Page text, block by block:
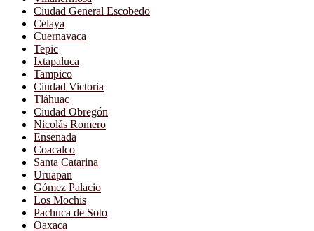
Ciudad General Escobedo
Celaya
Cuernavaca
Tepic
Ixtapaluca
Tampico
Ciudad Victoria
Tláhuac
Ciudad Obregón
Nicolás Romero
Ensenada
Coacalco
Santa Catarina
Uruapan
Gómez Palacio
Los Mochis
Pachuca de Soto
Oaxaca